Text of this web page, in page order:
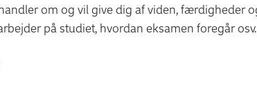
om og vil give dig af viden, færdigheder
på studiet, hvordan eksamen foregår osv.